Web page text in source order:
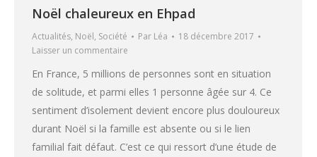
Noël chaleureux en Ehpad
Actualités, Noël, Société Par Léa
18 décembre 2017
Laisser un commentaire
En France, 5 millions de personnes sont en situation
de solitude, et parmi elles 1 personne âgée sur 4. Ce
sentiment d’isolement devient encore plus douloureux
durant Noël si la famille est absente ou si le lien
familial fait défaut. C’est ce qui ressort d’une étude de